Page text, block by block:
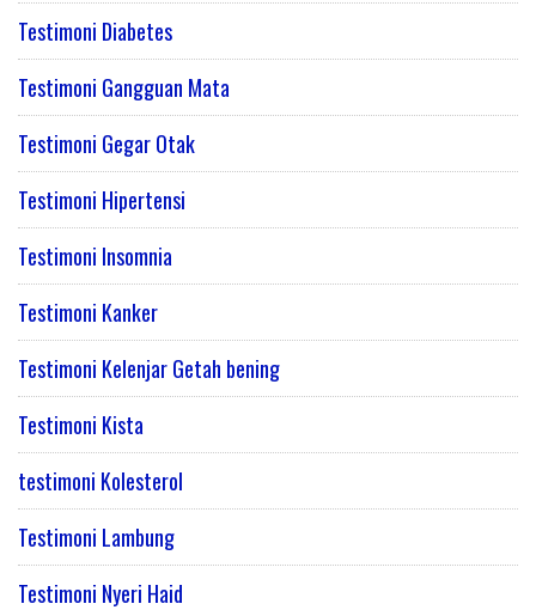
Testimoni Diabetes
Testimoni Gangguan Mata
Testimoni Gegar Otak
Testimoni Hipertensi
Testimoni Insomnia
Testimoni Kanker
Testimoni Kelenjar Getah bening
Testimoni Kista
testimoni Kolesterol
Testimoni Lambung
Testimoni Nyeri Haid